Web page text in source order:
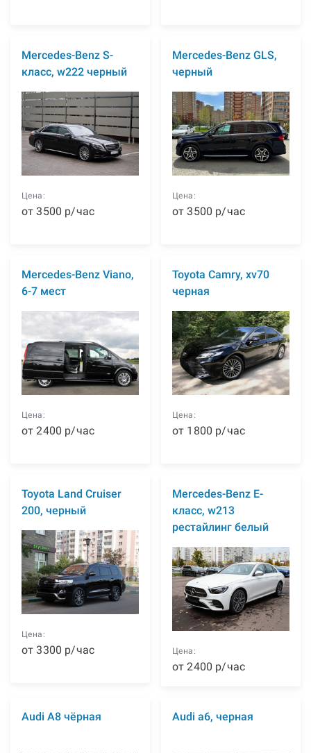
Mercedes-Benz S-
класс, w222 черный
Цена:
от3500 р/час
Mercedes-Benz GLS,
черный
Цена:
от3500 р/час
Mercedes-Benz Viano,
6-7 мест
Цена:
от2400 р/час
Toyota Camry, xv70
черная
Цена:
от 1800 р/час
Toyota Land Cruiser
200, черный
Цена:
от3300 р/час
Mercedes-Benz E-
класс, w213
рестайлинг белый
Цена:
от2400 р/час
Audi A8 чёрная Audi а6, черная